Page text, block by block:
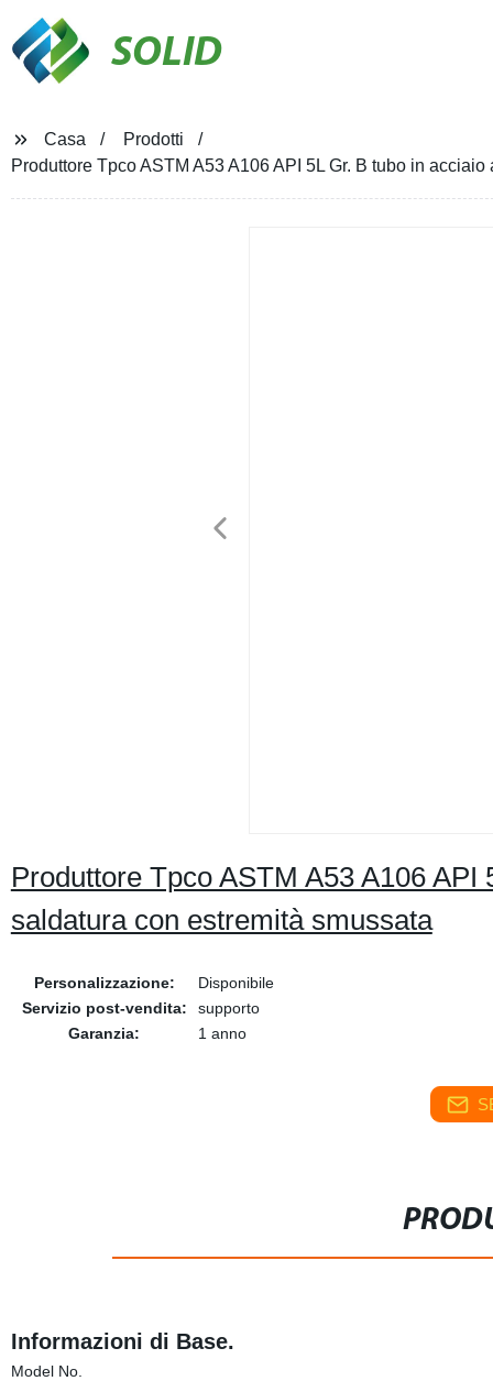
SOLID
Casa
Prodotti
Produttore Tpco ASTM A53 A106 API 5L Gr. B tubo in
Produttore Tpco ASTM A53 A106
saldatura con estremità smussata
Personalizzazione:
Disponibile
Servizio post-vendita:
supporto
Garanzia:
1 anno
Informazioni di Base.
Model No.